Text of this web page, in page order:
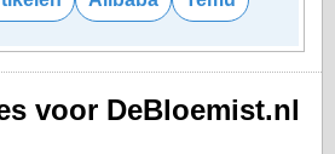
voor DeBloemist.nl